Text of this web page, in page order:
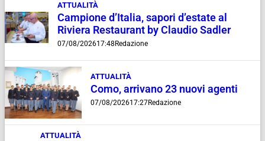
ATTUALITÀ
Campione d’Italia, sapori d’estate al
Riviera Restaurant by Claudio Sadler
07/08/202617:48 Redazione
ATTUALITÀ
Como, arrivano 23 nuovi agenti
07/08/202617:27Redazione
ATTUALITÀ